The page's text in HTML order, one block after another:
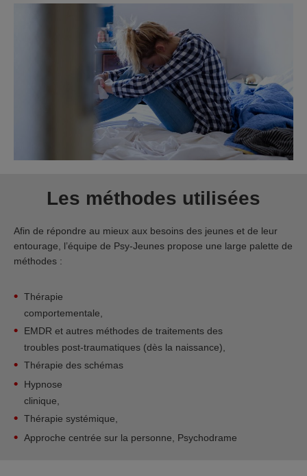
Les méthodes utilisées
Afin de répondre au mieux aux besoins des jeunes et de leur
entourage, l’équipe de Psy-Jeunes propose une large palette de
méthodes :
Thérapie
comportementale,
EMDR et autres méthodes de traitements des
troubles post-traumatiques (dès la naissance),
Thérapie des schémas
Hypnose
clinique,
Thérapie systémique,
Approche centrée sur la personne, Psychodrame